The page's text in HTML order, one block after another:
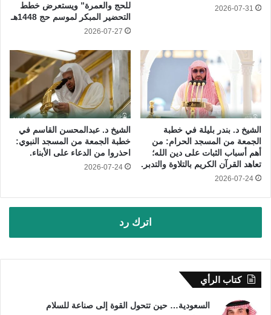
2026-07-31
للحج والعمرة” ويستعرض خطط
التحضير المبكر لموسم حج 1448هـ
2026-07-27
الشيخ د. بندر بليلة في خطبة
الجمعة من المسجد الحرام: من
أهم أسباب الثبات على دين الله؛
تعاهد القرآن الكريم بالتلاوة والتدبر.
2026-07-24
الشيخ د. عبدالمحسن القاسم في
خطبة الجمعة من المسجد النبوي:
احذروا من الدعاء على الأبناء.
2026-07-24
اترك رد
كتاب الرأي
السعودية… حين تتحول القوة إلى صناعة للسلام